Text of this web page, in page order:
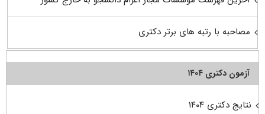
مصاحبه با رتبه های برتر دکتری
آزمون دکتری ۱۴۰۴
نتایج دکتری ۱۴۰۴